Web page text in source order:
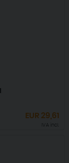
EUR 29,61
IVA incl.